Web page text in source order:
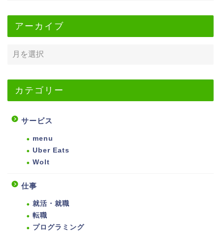
アーカイブ
カテゴリー
サービス
menu
Uber Eats
Wolt
仕事
就活・就職
転職
プログラミング